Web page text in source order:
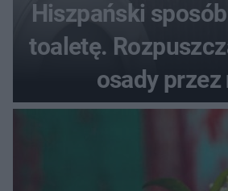
Hiszpański
toaletę.
osady przez